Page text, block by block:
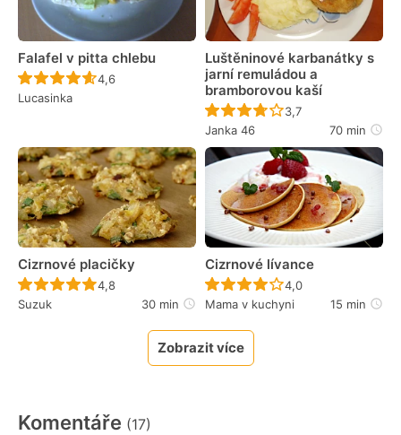
Falafel v pitta chlebu
Recept ještě nebyl hodnocen
4,6
Lucasinka
Luštěninové karbanátky s
jarní remuládou a
bramborovou kaší
Recept ještě nebyl
3,7
Janka 46
70 min
Cizrnové placičky
Recept ještě nebyl hodnocen
4,8
Suzuk
30 min
Cizrnové lívance
Recept ještě nebyl
4,0
Mama v kuchyni
15 min
Zobrazit více
Komentáře (17)